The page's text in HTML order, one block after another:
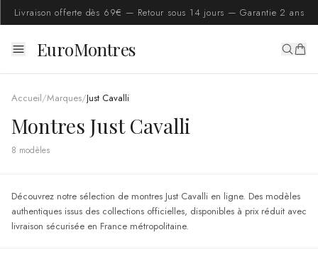
Livraison offerte dès 69€ — Retour sous 14 jours — Garantie 2 ans
EuroMontres
Accueil/Marques/Just Cavalli
Montres Just Cavalli
8 modèles
Découvrez notre sélection de montres Just Cavalli en ligne. Des modèles
authentiques issus des collections officielles, disponibles à prix réduit avec
livraison sécurisée en France métropolitaine.